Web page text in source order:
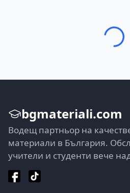
bgmateriali.com
Водещ партньор на
материали в България.
учители и студенти вече